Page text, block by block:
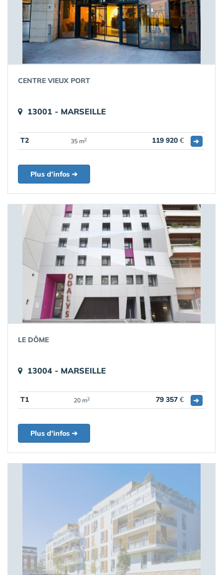
CENTRE VIEUX PORT
13001 - MARSEILLE
T2 35 m2 119 920 € ➔
Plus d'infos ➔
LE DÔME
13004 - MARSEILLE
T1 20 m2 79 357 € ➔
Plus d'infos ➔